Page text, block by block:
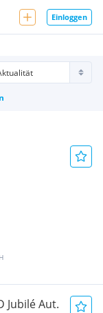
Einloggen
Jubilé Aut.